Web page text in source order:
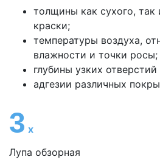
толщины как сухого, так
краски;
температуры воздуха,
влажности и точки росы;
глубины узких
адгезии различных
3 х
Лупа обзорная